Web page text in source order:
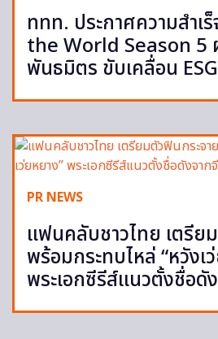
ททท. ประกาศความสำเ
the World Season 5
พันธมิตร ขับเคลื่อน
PR NEWS
แฟนคลับชาวไทย เตรีย
พร้อมกระทบไหล่ “หวังเ
พระเอกซีรีส์แนวตั้งชื่อดั